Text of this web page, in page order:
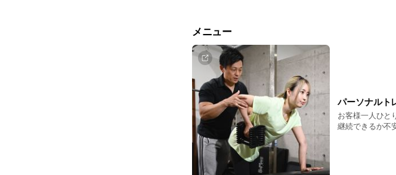
メニュー
パーソナルト
お客様一人ひと
継続できるか不